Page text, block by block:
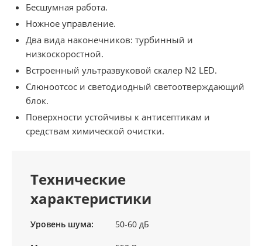
Бесшумная работа.
Ножное управление.
Два вида наконечников: турбинный и
низкоскоростной.
Встроенный ультразвуковой скалер N2 LED.
Слюноотсос и светодиодный светоотверждающий
блок.
Поверхности устойчивы к антисептикам и
средствам химической очистки.
Технические
характеристики
Уровень шума: 50-60 дБ